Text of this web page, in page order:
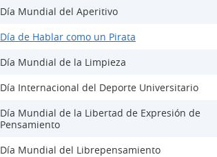
Día Mundial del Aperitivo
Día de Hablar como un Pirata
Día Mundial de la Limpieza
Día Internacional del Deporte Universitario
Día Mundial de la Libertad de Expresión de
Pensamiento
Día Mundial del Librepensamiento